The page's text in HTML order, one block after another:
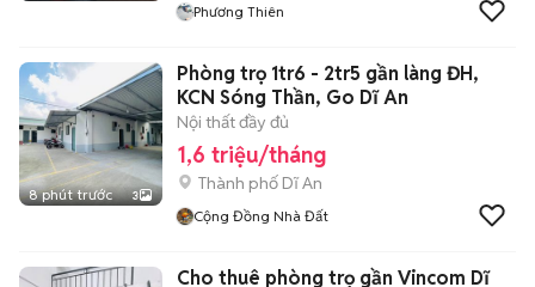
Phương Thiên
8 phút trước 3
Phòng trọ 1tr6 - 2tr5 gần làng ĐH,
KCN Sóng Thần, Go Dĩ An
Nội thất đầy đủ
1,6 triệu/tháng
Thành phố Dĩ An
Cộng Đồng Nhà Đất
Cho thuê phòng trọ gần Vincom Dĩ